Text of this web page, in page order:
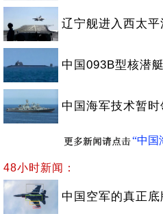
辽宁舰进入西太
中国093B型核潜
中国海军技术暂
“中国
48小时新闻：
中国空军的真正